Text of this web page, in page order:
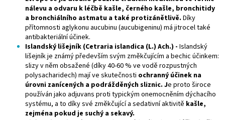
nálevu a odvaru k léčbě kašle, černého kašle, bronchitidy
a bronchiálního astmatu a také protizánětlivě. Díky
přítomnosti aglykonu aucubinu (aucubigeninu) má jitrocel také
antibakteriální účinek.
Islandský lišejník (Cetraria islandica (L.) Ach.) - Islandský
lišejník je známý především svým změkčujícím a bechic účinkem:
slizy v něm obsažené (díky 40-60 % ve vodě rozpustných
polysacharidech) mají ve skutečnosti ochranný účinek na
úrovni zanícených a podrážděných sliznic. Je proto široce
používán jako adjuvans proti typickým onemocněním dýchacího
systému, a to díky své změkčující a sedativní aktivitě kašle,
zejména pokud je suchý a sekavý.